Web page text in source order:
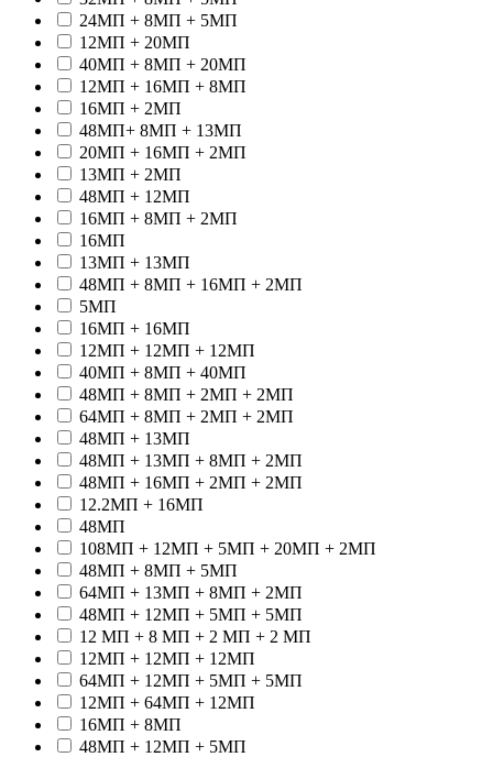
24МП + 8МП + 5МП
12МП + 20МП
40МП + 8МП + 20МП
12МП + 16МП + 8МП
16МП + 2МП
48МП+ 8МП + 13МП
20МП + 16МП + 2МП
13МП + 2МП
48МП + 12МП
16МП + 8МП + 2МП
16МП
13МП + 13МП
48МП + 8МП + 16МП + 2МП
5МП
16МП + 16МП
12МП + 12МП + 12МП
40МП + 8МП + 40МП
48МП + 8МП + 2МП + 2МП
64МП + 8МП + 2МП + 2МП
48МП + 13МП
48МП + 13МП + 8МП + 2МП
48МП + 16МП + 2МП + 2МП
12.2МП + 16МП
48МП
108МП + 12МП + 5МП + 20МП + 2МП
48МП + 8МП + 5МП
64МП + 13МП + 8МП + 2МП
48МП + 12МП + 5МП + 5МП
12 МП + 8 МП + 2 МП + 2 МП
12МП + 12МП + 12МП
64МП + 12МП + 5МП + 5МП
12МП + 64МП + 12МП
16МП + 8МП
48МП + 12МП + 5МП